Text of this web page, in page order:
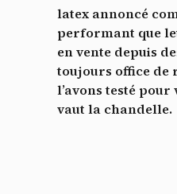
latex annoncé
performant que
en vente depuis
toujours office de
l’avons testé
vaut la chandelle.